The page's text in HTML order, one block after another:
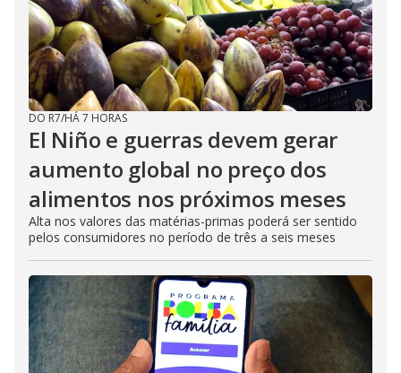
DO R7/HÁ 7 HORAS
El Niño e guerras devem gerar
aumento global no preço dos
alimentos nos próximos meses
Alta nos valores das matérias-primas poderá ser sentido
pelos consumidores no período de três a seis meses